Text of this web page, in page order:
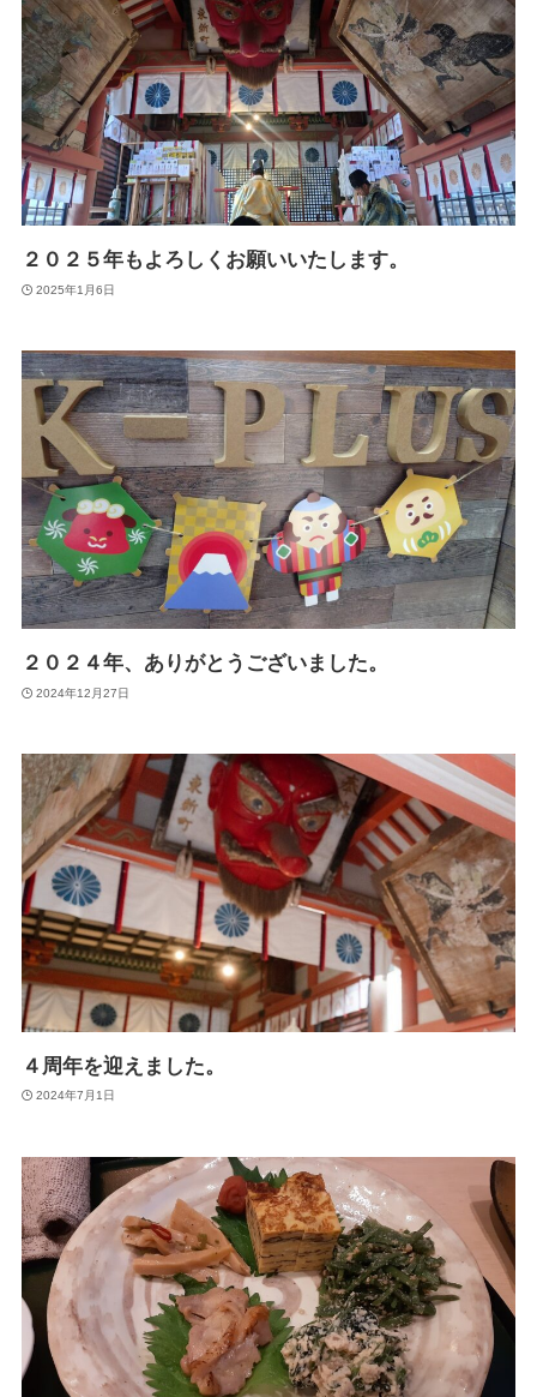
２０２５年もよろしくお願いいたします。
2025年1月6日
２０２４年、ありがとうございました。
2024年12月27日
４周年を迎えました。
2024年7月1日